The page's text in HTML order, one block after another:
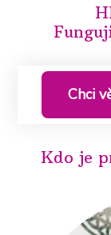
Chci
Kdo je